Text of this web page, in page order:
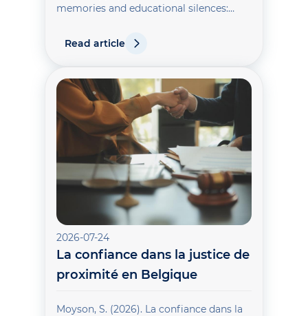
memories and educational silences:
New Caledonia’s schools, Globalisation,
Societies and Education
Read article
2026-07-24
La confiance dans la justice de
proximité en Belgique
Moyson, S. (2026). La confiance dans la